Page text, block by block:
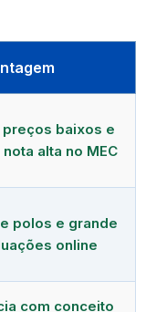
preços baixos e
alta no MEC
polos e grande
online
com conceito